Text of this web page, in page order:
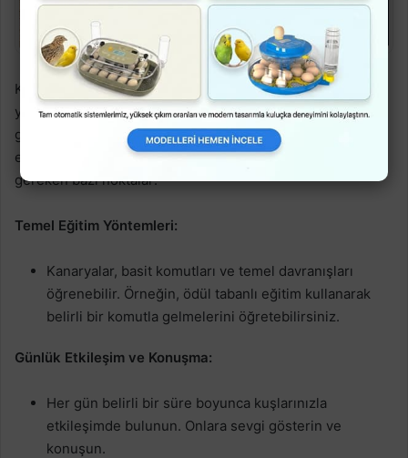
Kanaryalarınızın evde özgürce uçmalarını desteklemenin
yanı sıra, onlarla etkileşim kurarak eğitim ve ilgi
göstermek, kuşlarınızın davranışlarını olumlu yönde
etkileyebilir. İşte eğitim ve ilgi konusunda dikkate almanız
gereken bazı noktalar:
Temel Eğitim Yöntemleri:
Kanaryalar, basit komutları ve temel davranışları
öğrenebilir. Örneğin, ödül tabanlı eğitim kullanarak
belirli bir komutla gelmelerini öğretebilirsiniz.
Günlük Etkileşim ve Konuşma:
Her gün belirli bir süre boyunca kuşlarınızla
etkileşimde bulunun. Onlara sevgi gösterin ve
konuşun.